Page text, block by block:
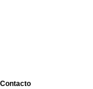
Contacto